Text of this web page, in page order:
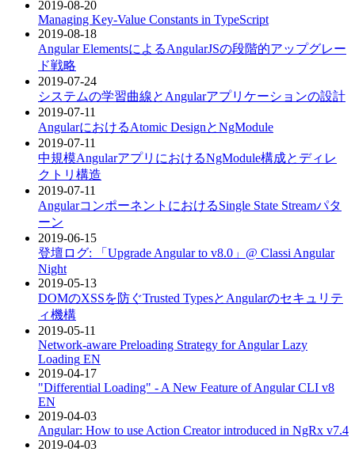
2019-08-20
Managing Key-Value Constants in TypeScript
2019-08-18
Angular ElementsによるAngularJSの段階的アップグレー
ド戦略
2019-07-24
システムの学習曲線とAngularアプリケーションの設計
2019-07-11
AngularにおけるAtomic DesignとNgModule
2019-07-11
中規模AngularアプリにおけるNgModule構成とディレ
クトリ構造
2019-07-11
AngularコンポーネントにおけるSingle State Streamパタ
ーン
2019-06-15
登壇ログ: 「Upgrade Angular to v8.0」@ Classi Angular
Night
2019-05-13
DOMのXSSを防ぐTrusted TypesとAngularのセキュリテ
ィ機構
2019-05-11
Network-aware Preloading Strategy for Angular Lazy
Loading EN
2019-04-17
"Differential Loading" - A New Feature of Angular CLI v8
EN
2019-04-03
Angular: How to use Action Creator introduced in NgRx v7.4
2019-04-03